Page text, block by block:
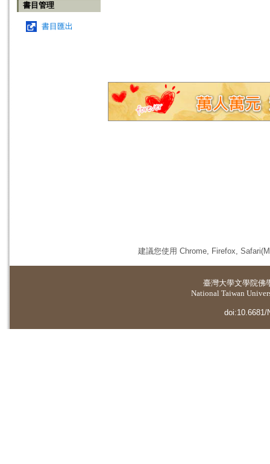
書目管理
書目匯出
建議您使用 Chrome, Firefox,
臺灣大學文學院佛
National Taiwan
doi:10.6681/